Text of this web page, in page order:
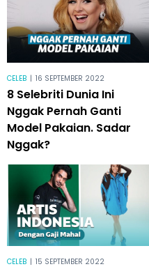
CELEB | 16 SEPTEMBER 2022
8 Selebriti Dunia Ini
Nggak Pernah Ganti
Model Pakaian. Sadar
Nggak?
CELEB | 15 SEPTEMBER 2022